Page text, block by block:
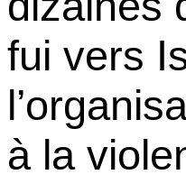
fui vers
à la